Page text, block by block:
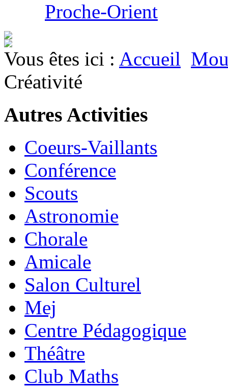
Proche-Orient
Vous êtes ici : Accueil
Créativité
Autres Activities
Coeurs-Vaillants
Conférence
Scouts
Astronomie
Chorale
Amicale
Salon Culturel
Mej
Centre Pédagogique
Théâtre
Club Maths